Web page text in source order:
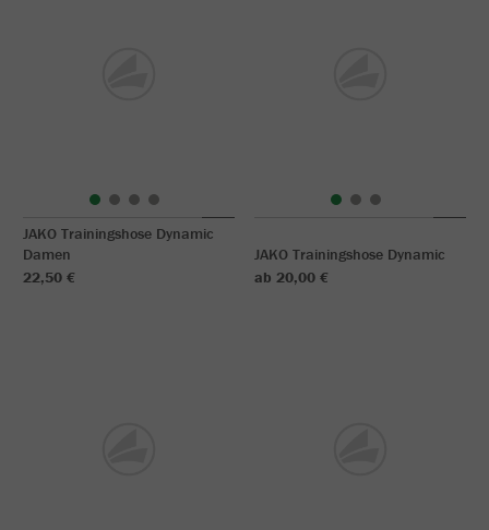
JAKO Trainingshose Dynamic
Damen
22,50 €
JAKO Trainingshose Dynamic
ab 20,00 €